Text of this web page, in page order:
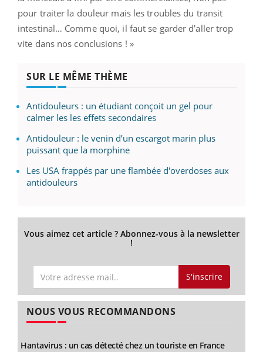
pour traiter la douleur mais les troubles du transit
intestinal… Comme quoi, il faut se garder d’aller trop
vite dans nos conclusions ! »
SUR LE MÊME THÈME
Antidouleurs : un étudiant conçoit un gel pour
calmer les les effets secondaires
Antidouleur : le venin d’un escargot marin plus
puissant que la morphine
Les USA frappés par une flambée d'overdoses aux
antidouleurs
Vous aimez cet article ? Abonnez-vous à la newsletter
!
S'inscrire
NOUS VOUS RECOMMANDONS
Hantavirus : un cas détecté chez un touriste en France